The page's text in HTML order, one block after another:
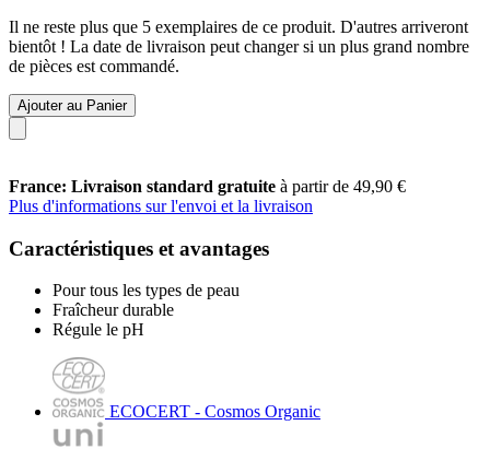
Il ne reste plus que 5 exemplaires de ce produit. D'autres arriveront
bientôt ! La date de livraison peut changer si un plus grand nombre
de pièces est commandé.
Ajouter au Panier
France: Livraison standard gratuite à partir de 49,90 €
Plus d'informations sur l'envoi et la livraison
Caractéristiques et avantages
Pour tous les types de peau
Fraîcheur durable
Régule le pH
ECOCERT - Cosmos Organic